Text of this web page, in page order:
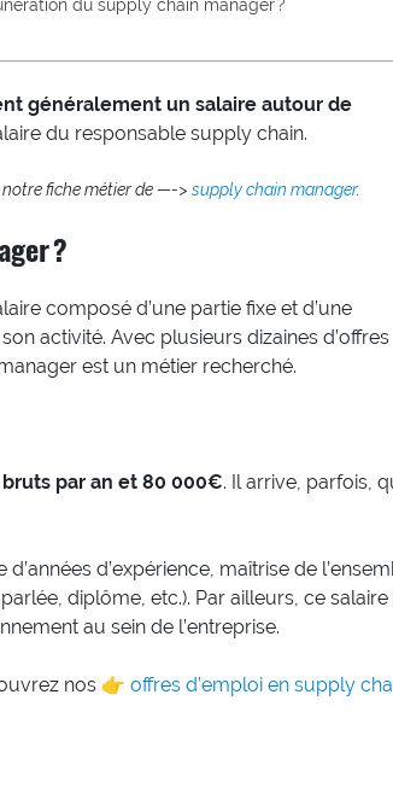
du supply chain manager ?
généralement un salaire autour de
du responsable supply chain.
fiche métier de —-> supply chain manager.
?
composé d’une partie fixe et d’une
activité. Avec plusieurs dizaines d’offres
est un métier recherché.
par an et 80 000€. Il arrive, parfois,
d’années d’expérience, maîtrise de
diplôme, etc.). Par ailleurs, ce salaire
au sein de l’entreprise.
nos 👉 offres d’emploi en supply